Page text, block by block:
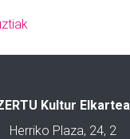
Kultur Elkartea
Herriko Plaza, 24, 2